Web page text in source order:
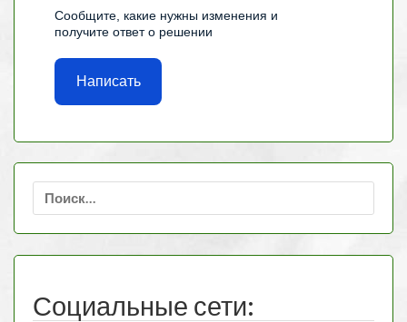
Сообщите, какие нужны изменения и
получите ответ о решении
Написать
Найти:
Социальные сети: